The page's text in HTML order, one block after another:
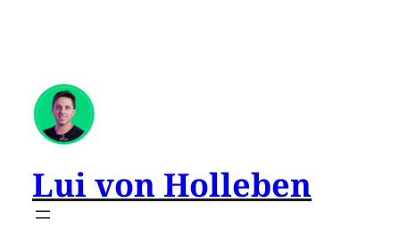
Lui von Holleben